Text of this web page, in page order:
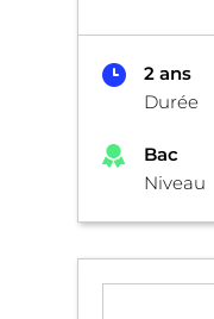
2 ans
Durée
Bac
Niveau